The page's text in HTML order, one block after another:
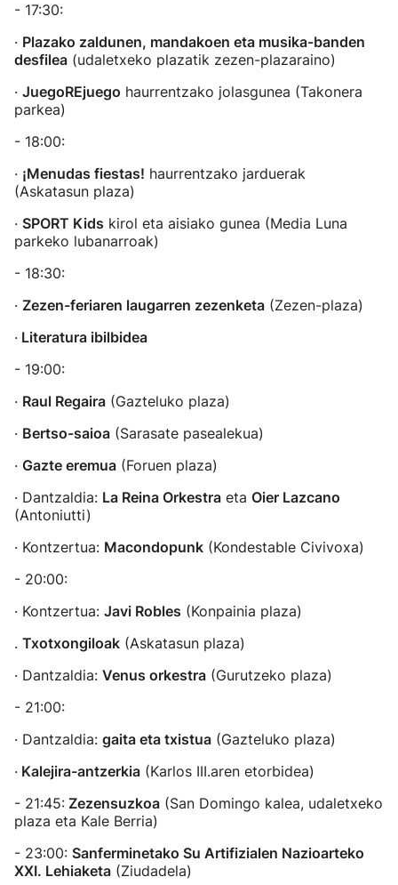
- 17:30:
· Plazako zaldunen, mandakoen eta musika-banden
desfilea (udaletxeko plazatik zezen-plazaraino)
· JuegoREjuego haurrentzako jolasgunea (Takonera
parkea)
- 18:00:
· ¡Menudas fiestas! haurrentzako jarduerak
(Askatasun plaza)
· SPORT Kids kirol eta aisiako gunea (Media Luna
parkeko lubanarroak)
- 18:30:
· Zezen-feriaren laugarren zezenketa (Zezen-plaza)
· Literatura ibilbidea
- 19:00:
· Raul Regaira (Gazteluko plaza)
· Bertso-saioa (Sarasate pasealekua)
· Gazte eremua (Foruen plaza)
· Dantzaldia: La Reina Orkestra eta Oier Lazcano
(Antoniutti)
· Kontzertua: Macondopunk (Kondestable Civivoxa)
- 20:00:
· Kontzertua: Javi Robles (Konpainia plaza)
. Txotxongiloak (Askatasun plaza)
· Dantzaldia: Venus orkestra (Gurutzeko plaza)
- 21:00:
· Dantzaldia: gaita eta txistua (Gazteluko plaza)
· Kalejira-antzerkia (Karlos III.aren etorbidea)
- 21:45: Zezensuzkoa (San Domingo kalea, udaletxeko
plaza eta Kale Berria)
- 23:00: Sanferminetako Su Artifizialen Nazioarteko
XXI. Lehiaketa (Ziudadela)